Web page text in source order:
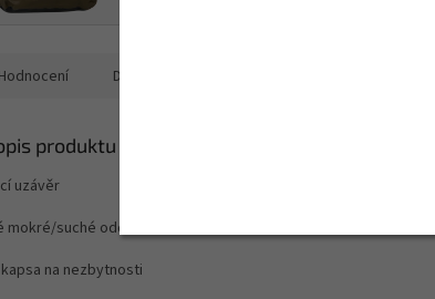
Hodnocení Diskuze
produktu
uzávěr
mokré/suché oddělení
na nezbytnosti